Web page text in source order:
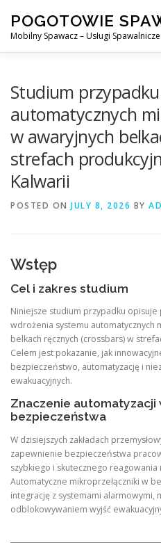
content
POGOTOWIE
Mobilny Spawacz – Usługi
SPAWANIE MIG/MAG (GMAW)
KONTAKT
Studium
automatycznych
w awaryjnych
strefach
Kalwarii
POSTED ON JULY 8, 2026 BY
Wstęp
Cel i zakres studium
Niniejsze studium przypadku
wdrożenia systemu automatycznych
belkach ręcznych (crossbars) w
Celem jest pokazanie, jak
bezpieczeństwo, automatyzację i
ewakuacyjnych.
Znaczenie automatyzacji
bezpieczeństwa
W dzisiejszych zakładach
zapewnienie bezpieczeństwa
szybkiego i skutecznego reagowania
Automatyczne mikroprzełączniki w
integrację z systemami alarmowymi,
odblokowywaniem wyjść